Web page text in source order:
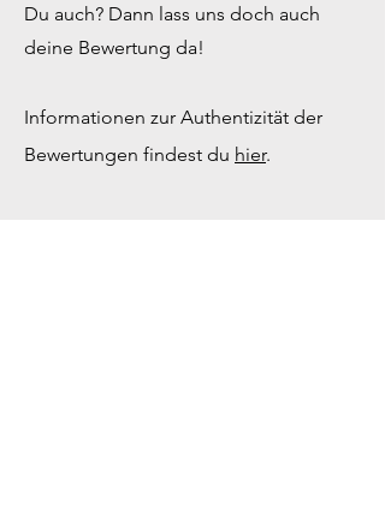
Du auch? Dann lass uns doch auch
deine Bewertung da!
Informationen zur Authentizität der
Bewertungen findest du hier.